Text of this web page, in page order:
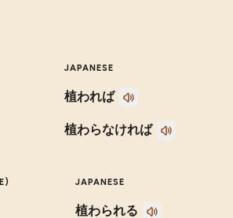
JAPANESE
植われば
植わらなければ
JAPANESE
植わられる